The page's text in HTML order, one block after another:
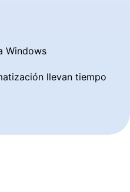
Windows
llevan tiempo